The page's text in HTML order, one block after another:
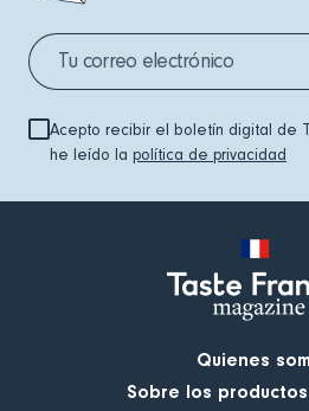
Acepto recibir el boletín digital de
he leído la política de privacidad
Quienes
Sobre los